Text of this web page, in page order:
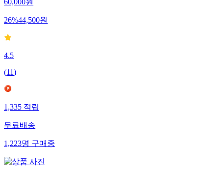
60,000원
26%44,500원
4.5
(11)
1,335적립
무료배송
1,223명구매중